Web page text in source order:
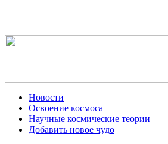
Новости
Освоение космоса
Научные космические теории
Добавить новое чудо